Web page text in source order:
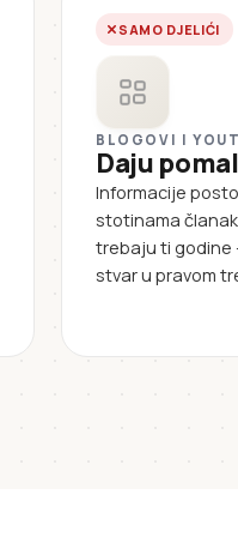
SAMO DJELIĆI
BLOGOVI I
Daju
Informacije
stotinama
trebaju ti godine
stvar u pravom